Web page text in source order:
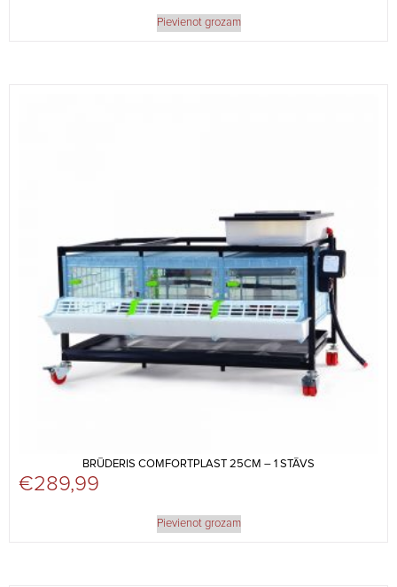
Pievienot grozam
BRŪDERIS COMFORTPLAST 25CM – 1 STĀVS
€289,99
Pievienot grozam